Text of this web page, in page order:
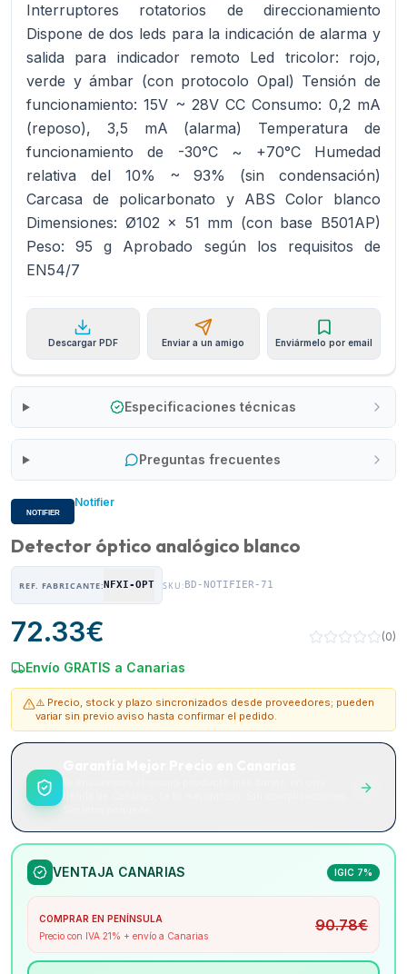
Interruptores rotatorios de direccionamiento
Dispone de dos leds para la indicación de alarma y
salida para indicador remoto Led tricolor: rojo,
verde y ámbar (con protocolo Opal) Tensión de
funcionamiento: 15V ~ 28V CC Consumo: 0,2 mA
(reposo), 3,5 mA (alarma) Temperatura de
funcionamiento de -30°C ~ +70°C Humedad
relativa del 10% ~ 93% (sin condensación)
Carcasa de policarbonato y ABS Color blanco
Dimensiones: Ø102 x 51 mm (con base B501AP)
Peso: 95 g Aprobado según los requisitos de
EN54/7
Descargar PDF Enviar a un amigo Enviármelo por email
Especificaciones técnicas
Preguntas frecuentes
Notifier
Detector óptico analógico blanco
REF. FABRICANTE:NFXI-OPT SKU: BD-NOTIFIER-71
72.33€ (0)
Envío GRATIS a Canarias
⚠️ Precio, stock y plazo sincronizados desde proveedores; pueden
variar sin previo aviso hasta confirmar el pedido.
VENTAJA CANARIAS IGIC 7%
COMPRAR EN PENÍNSULA
Precio con IVA 21% + envío a Canarias
90.78€